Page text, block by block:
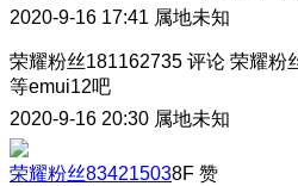
2020-9-16 17:41 属地未知
荣耀粉丝181162735 评论 荣耀粉
等emui12吧
2020-9-16 20:30 属地未知
荣耀粉丝834215038F 赞